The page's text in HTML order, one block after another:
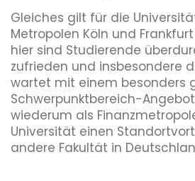
Gleiches gilt für die
Metropolen Köln und
hier sind Studierende
zufrieden und insbesondere
wartet mit einem besonders
Schwerpunktbereich-
wiederum als
Universität einen
andere Fakultät in